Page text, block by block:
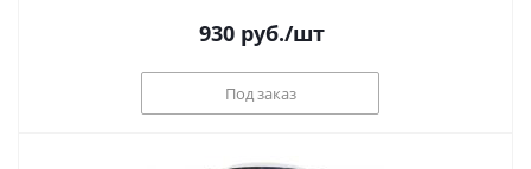
930руб./шт
Под заказ